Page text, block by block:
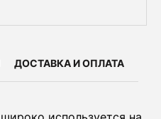
ДОСТАВКА И ОПЛАТА